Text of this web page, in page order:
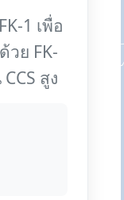
1 เพื่อ
วย FK-
สูง